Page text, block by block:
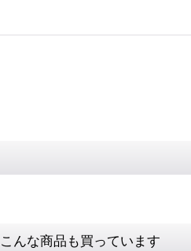
んな商品も買っています